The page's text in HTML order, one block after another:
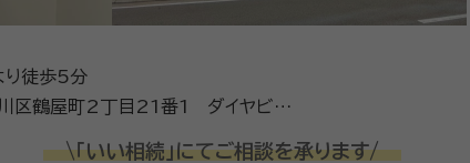
り徒歩5分
区鶴屋町2丁目21番1 ダイヤビル
エネオス様がございます）
\「いい相続」にてご相談を承ります/